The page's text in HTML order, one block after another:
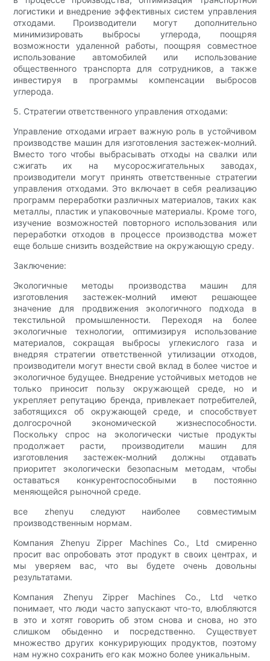
логистики и внедрение эффективных систем управления
отходами. Производители могут дополнительно
минимизировать выбросы углерода, поощряя
возможности удаленной работы, поощряя совместное
использование автомобилей или использование
общественного транспорта для сотрудников, а также
инвестируя в программы компенсации выбросов
углерода.
5. Стратегии ответственного управления отходами:
Управление отходами играет важную роль в устойчивом
производстве машин для изготовления застежек-молний.
Вместо того чтобы выбрасывать отходы на свалки или
сжигать их на мусоросжигательных заводах,
производители могут принять ответственные стратегии
управления отходами. Это включает в себя реализацию
программ переработки различных материалов, таких как
металлы, пластик и упаковочные материалы. Кроме того,
изучение возможностей повторного использования или
переработки отходов в процессе производства может
еще больше снизить воздействие на окружающую среду.
Заключение:
Экологичные методы производства машин для
изготовления застежек-молний имеют решающее
значение для продвижения экологичного подхода в
текстильной промышленности. Переходя на более
экологичные технологии, оптимизируя использование
материалов, сокращая выбросы углекислого газа и
внедряя стратегии ответственной утилизации отходов,
производители могут внести свой вклад в более чистое и
экологичное будущее. Внедрение устойчивых методов не
только приносит пользу окружающей среде, но и
укрепляет репутацию бренда, привлекает потребителей,
заботящихся об окружающей среде, и способствует
долгосрочной экономической жизнеспособности.
Поскольку спрос на экологически чистые продукты
продолжает расти, производители машин для
изготовления застежек-молний должны отдавать
приоритет экологически безопасным методам, чтобы
оставаться конкурентоспособными в постоянно
меняющейся рыночной среде.
все zhenyu следуют наиболее совместимым
производственным нормам.
Компания Zhenyu Zipper Machines Co., Ltd смиренно
просит вас опробовать этот продукт в своих центрах, и
мы уверяем вас, что вы будете очень довольны
результатами.
Компания Zhenyu Zipper Machines Co., Ltd четко
понимает, что люди часто запускают что-то, влюбляются
в это и хотят говорить об этом снова и снова, но это
слишком обыденно и посредственно. Существует
множество других конкурирующих продуктов, поэтому
нам нужно сохранить его как можно более уникальным.